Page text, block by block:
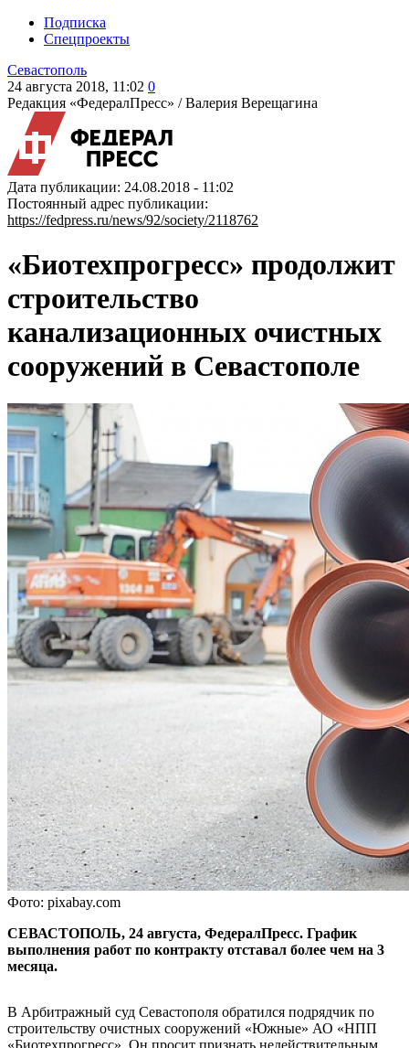
Подписка
Спецпроекты
Севастополь
24 августа 2018, 11:02 0
Редакция «ФедералПресс» /Валерия Верещагина
Дата публикации: 24.08.2018 - 11:02
Постоянный адрес публикации:
https://fedpress.ru/news/92/society/2118762
«Биотехпрогресс» продолжит
строительство
канализационных очистных
сооружений в Севастополе
Фото: pixabay.com
СЕВАСТОПОЛЬ, 24 августа, ФедералПресс. График
выполнения работ по контракту отставал более чем на 3
месяца.
В Арбитражный суд Севастополя обратился подрядчик по
строительству очистных сооружений «Южные» АО «НПП
«Биотехпрогресс». Он просит признать недействительным